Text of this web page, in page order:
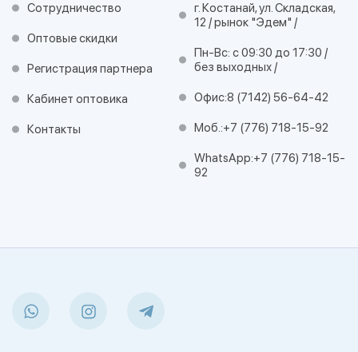
Сотрудничество
Оптовые скидки
Регистрация партнера
Кабинет оптовика
Контакты
г. Костанай, ул. Складская,
12 / рынок "Эдем" /
Пн-Вс: с 09:30 до 17:30 /
без выходных /
Офис:8 (7142) 56-64-42
Моб.:+7 (776) 718-15-92
WhatsApp:+7 (776) 718-15-
92